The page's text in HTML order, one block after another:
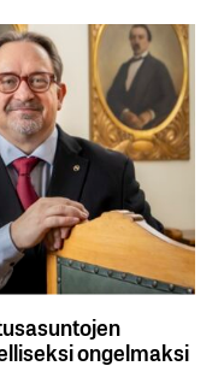
ongelmaksi